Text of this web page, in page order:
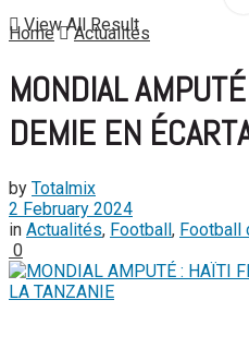
View All Result
Home Actualités
MONDIAL
DEMIE EN
by Totalmix
2 February 2024
in Actualités, Football , Football
0